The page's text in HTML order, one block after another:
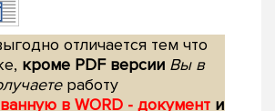
отличается тем что
кроме PDF версии Вы в
работу
в WORD - документ и